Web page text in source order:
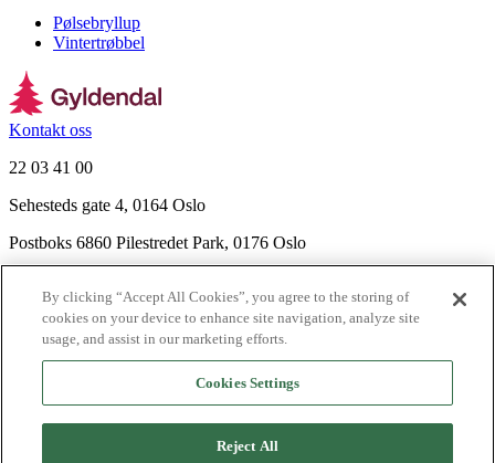
Pølsebryllup
Vintertrøbbel
Kontakt oss
22 03 41 00
Sehesteds gate 4, 0164 Oslo
Postboks 6860 Pilestredet Park, 0176 Oslo
Nyhetsbrev
Ledige stillinger
Send inn manus
By clicking “Accept All Cookies”, you agree to the storing of
cookies on your device to enhance site navigation, analyze site
usage, and assist in our marketing efforts.
Cookies Settings
Reject All